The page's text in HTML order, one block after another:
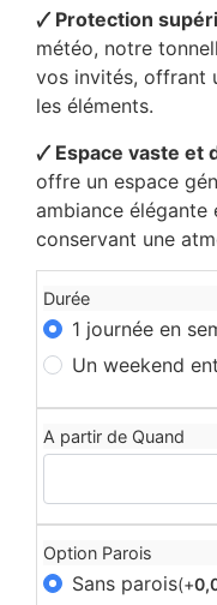
🗸 Protection
météo, notre
vos invités, offrant
les éléments.
🗸 Espace vaste et
offre un espace
ambiance élégante
conservant une
Durée
1 journée en
Un weekend
A partir de Quand
Option Parois
Sans parois(+